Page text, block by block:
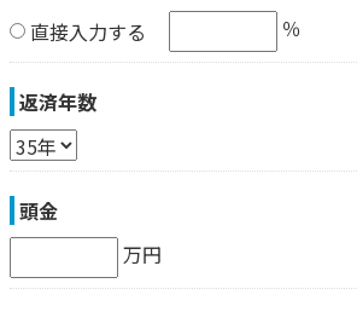
直接入力する
％
返済年数
頭金
万円